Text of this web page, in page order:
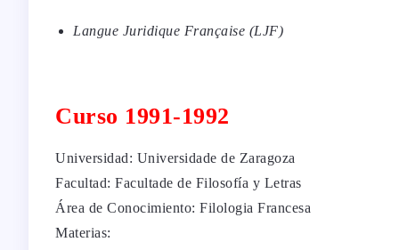
Langue Juridique Française (LJF)
Curso 1991-1992
Universidad: Universidade de Zaragoza
Facultad: Facultade de Filosofía y Letras
Área de Conocimiento: Filologia Francesa
Materias: